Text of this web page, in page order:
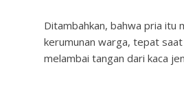
Ditambahkan, bahwa pria itu
kerumunan warga, tepat
melambai tangan dari kaca